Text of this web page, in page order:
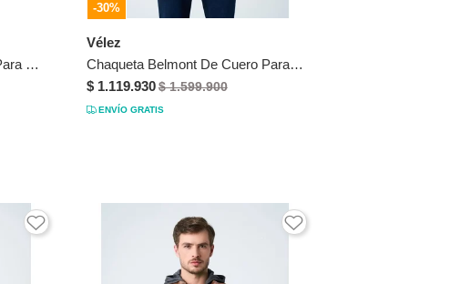
Superdry Chaqueta Casual Para Hombre Merchant Field Cotton Superdry
-30%
Vélez
Chaqueta Belmont De Cuero Para Hombre Capucha Y Pechera Chaqueta Belmont De Cuero Para Hombre Capucha Y Pechera Miel S VÉLEZ
$ 1.119.930$ 1.599.900
ENVÍO GRATIS